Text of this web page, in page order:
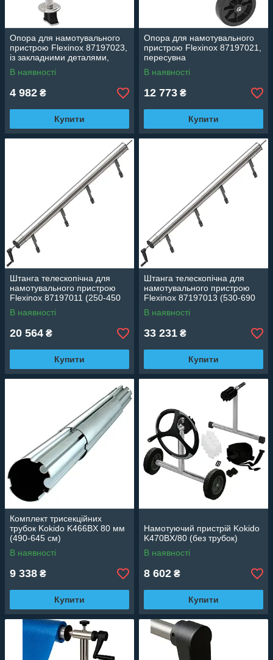
Опора для намотувального
пристрою Flexinox 87197023,
із закладними деталями,
анкер
В наявності
4 982 ₴
Купити
Опора для намотувального
пристрою Flexinox 87197021,
пересувна
В наявності
12 773 ₴
Купити
Штанга телескопічна для
намотувального пристрою
Flexinox 87197011 (250-450
см)
В наявності
20 564 ₴
Купити
Штанга телескопічна для
намотувального пристрою
Flexinox 87197013 (530-690
см)
В наявності
33 231 ₴
Купити
Комплект трисекційних
трубок Kokido K466BX 80 мм
(490-645 см)
В наявності
9 338 ₴
Купити
Намотуючий пристрій Kokido
K470BX/80 (без трубок)
В наявності
8 602 ₴
Купити